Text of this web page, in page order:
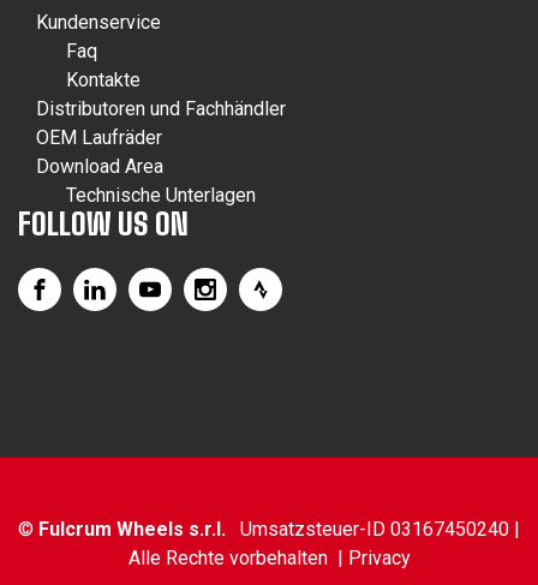
Kundenservice
Faq
Kontakte
Distributoren und Fachhändler
OEM Laufräder
Download Area
Technische Unterlagen
FOLLOW US ON
© Fulcrum Wheels s.r.l. Umsatzsteuer-ID 03167450240 |
Alle Rechte vorbehalten | Privacy